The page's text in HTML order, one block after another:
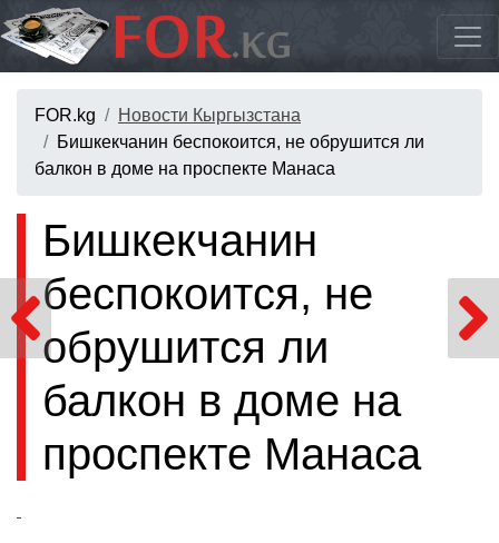
FOR.kg
Новости Кыргызстана
Бишкекчанин беспокоится, не обрушится ли
балкон в доме на проспекте Манаса
Бишкекчанин
беспокоится, не
обрушится ли
балкон в доме на
проспекте Манаса